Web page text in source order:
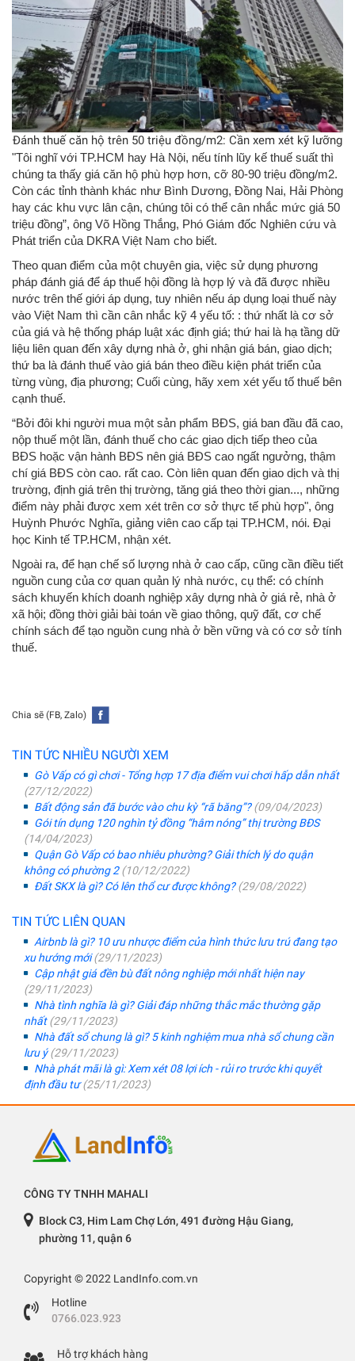
Đánh thuế căn hộ trên 50 triệu đồng/m2: Cần xem xét kỹ lưỡng
"Tôi nghĩ với TP.HCM hay Hà Nội, nếu tính lũy kế thuế suất thì
chúng ta thấy giá căn hộ phù hợp hơn, cỡ 80-90 triệu đồng/m2.
Còn các tỉnh thành khác như Bình Dương, Đồng Nai, Hải Phòng
hay các khu vực lân cận, chúng tôi có thể cân nhắc mức giá 50
triệu đồng”, ông Võ Hồng Thắng, Phó Giám đốc Nghiên cứu và
Phát triển của DKRA Việt Nam cho biết.
Theo quan điểm của một chuyên gia, việc sử dụng phương
pháp đánh giá để áp thuế hội đồng là hợp lý và đã được nhiều
nước trên thế giới áp dụng, tuy nhiên nếu áp dụng loại thuế này
vào Việt Nam thì cần cân nhắc kỹ 4 yếu tố: : thứ nhất là cơ sở
của giá và hệ thống pháp luật xác định giá; thứ hai là hạ tầng dữ
liệu liên quan đến xây dựng nhà ở, ghi nhận giá bán, giao dịch;
thứ ba là đánh thuế vào giá bán theo điều kiện phát triển của
từng vùng, địa phương; Cuối cùng, hãy xem xét yếu tố thuế bên
cạnh thuế.
“Bởi đôi khi người mua một sản phẩm BĐS, giá ban đầu đã cao,
nộp thuế một lần, đánh thuế cho các giao dịch tiếp theo của
BĐS hoặc vận hành BĐS nên giá BĐS cao ngất ngưởng, thậm
chí giá BĐS còn cao. rất cao. Còn liên quan đến giao dịch và thị
trường, định giá trên thị trường, tăng giá theo thời gian..., những
điểm này phải được xem xét trên cơ sở thực tế phù hợp", ông
Huỳnh Phước Nghĩa, giảng viên cao cấp tại TP.HCM, nói. Đại
học Kinh tế TP.HCM, nhận xét.
Ngoài ra, để hạn chế số lượng nhà ở cao cấp, cũng cần điều tiết
nguồn cung của cơ quan quản lý nhà nước, cụ thể: có chính
sách khuyến khích doanh nghiệp xây dựng nhà ở giá rẻ, nhà ở
xã hội; đồng thời giải bài toán về giao thông, quỹ đất, cơ chế
chính sách để tạo nguồn cung nhà ở bền vững và có cơ sở tính
thuế.
Chia sẽ (FB, Zalo)
TIN TỨC NHIỀU NGƯỜI XEM
Gò Vấp có gì chơi - Tổng hợp 17 địa điểm vui chơi hấp dẫn nhất
(27/12/2022)
Bất động sản đã bước vào chu kỳ “rã băng”?(09/04/2023)
Gói tín dụng 120 nghìn tỷ đồng “hâm nóng” thị trường BĐS
(14/04/2023)
Quận Gò Vấp có bao nhiêu phường? Giải thích lý do quận
không có phường 2(10/12/2022)
Đất SKX là gì? Có lên thổ cư được không?(29/08/2022)
TIN TỨC LIÊN QUAN
Airbnb là gì? 10 ưu nhược điểm của hình thức lưu trú đang tạo
xu hướng mới(29/11/2023)
Cập nhật giá đền bù đất nông nghiệp mới nhất hiện nay
(29/11/2023)
Nhà tình nghĩa là gì? Giải đáp những thắc mắc thường gặp
nhất(29/11/2023)
Nhà đất sổ chung là gì? 5 kinh nghiệm mua nhà sổ chung cần
lưu ý(29/11/2023)
Nhà phát mãi là gì: Xem xét 08 lợi ích - rủi ro trước khi quyết
định đầu tư(25/11/2023)
CÔNG TY TNHH MAHALI
Block C3, Him Lam Chợ Lớn, 491 đường Hậu Giang,
phường 11, quận 6
Copyright © 2022 LandInfo.com.vn
Hotline
0766.023.923
Hỗ trợ khách hàng